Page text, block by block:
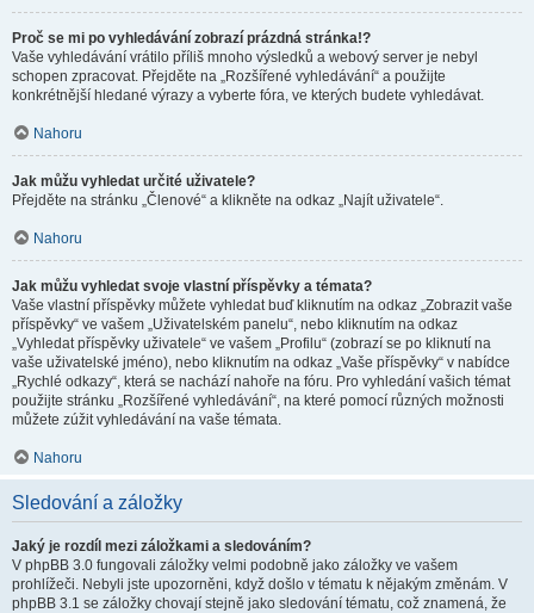
Proč se mi po vyhledávání zobrazí prázdná stránka!?
Vaše vyhledávání vrátilo příliš mnoho výsledků a webový server je nebyl
schopen zpracovat. Přejděte na „Rozšířené vyhledávání“ a použijte
konkrétnější hledané výrazy a vyberte fóra, ve kterých budete vyhledávat.
Nahoru
Jak můžu vyhledat určité uživatele?
Přejděte na stránku „Členové“ a klikněte na odkaz „Najít uživatele“.
Nahoru
Jak můžu vyhledat svoje vlastní příspěvky a témata?
Vaše vlastní příspěvky můžete vyhledat buď kliknutím na odkaz „Zobrazit vaše
příspěvky“ ve vašem „Uživatelském panelu“, nebo kliknutím na odkaz
„Vyhledat příspěvky uživatele“ ve vašem „Profilu“ (zobrazí se po kliknutí na
vaše uživatelské jméno), nebo kliknutím na odkaz „Vaše příspěvky“ v nabídce
„Rychlé odkazy“, která se nachází nahoře na fóru. Pro vyhledání vašich témat
použijte stránku „Rozšířené vyhledávání“, na které pomocí různých možnosti
můžete zúžit vyhledávání na vaše témata.
Nahoru
Sledování a záložky
Jaký je rozdíl mezi záložkami a sledováním?
V phpBB 3.0 fungovali záložky velmi podobně jako záložky ve vašem
prohlížeči. Nebyli jste upozorněni, když došlo v tématu k nějakým změnám. V
phpBB 3.1 se záložky chovají stejně jako sledování tématu, což znamená, že